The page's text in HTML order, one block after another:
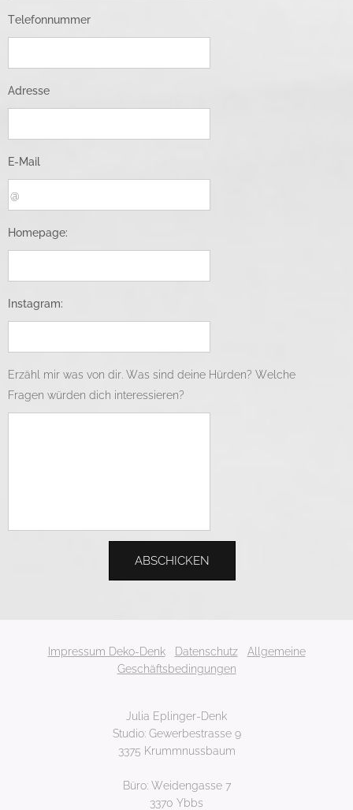
Telefonnummer
Adresse
E-Mail
Homepage:
Instagram:
Erzähl mir was von dir. Was sind deine Hürden? Welche
Fragen würden dich interessieren?
ABSCHICKEN
Impressum Deko-Denk Datenschutz
Allgemeine
Geschäftsbedingungen
Julia Eplinger-Denk
Studio: Gewerbestrasse 9
3375 Krummnussbaum
Büro: Weidengasse 7
3370 Ybbs